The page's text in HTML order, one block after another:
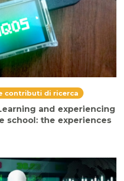
contributi di ricerca
and experiencing
school: the experiences